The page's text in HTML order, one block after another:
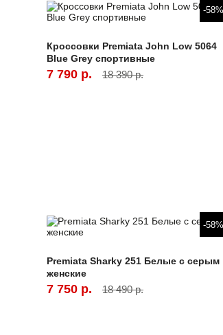
-58%
Кроссовки Premiata John Low 5064
Blue Grey спортивные
7 790 р. 18 390 р.
-58%
Premiata Sharky 251 Белые с серым
женские
7 750 р. 18 490 р.